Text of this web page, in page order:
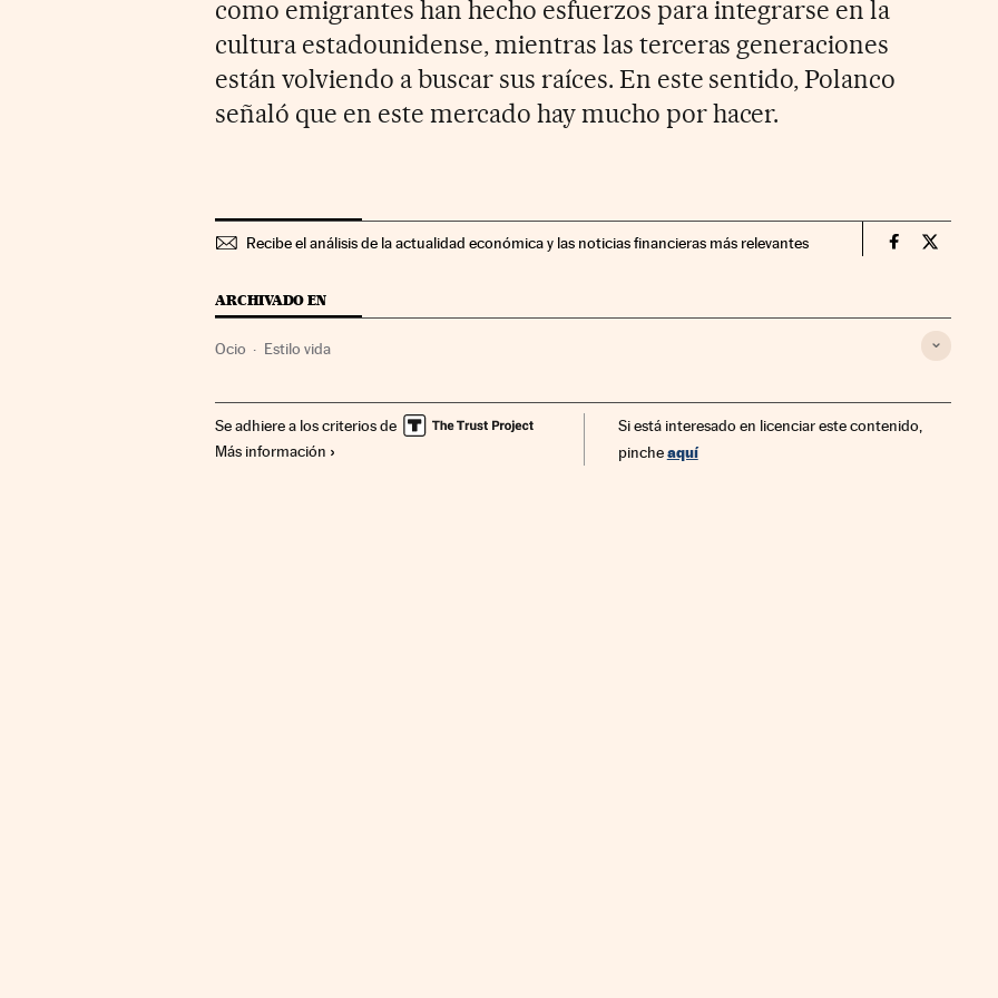
como emigrantes han hecho esfuerzos para integrarse en la
cultura estadounidense, mientras las terceras generaciones
están volviendo a buscar sus raíces. En este sentido, Polanco
señaló que en este mercado hay mucho por hacer.
Recibe el análisis de la actualidad económica y las noticias financieras más relevantes Fortunas
ARCHIVADO EN
Ocio Estilo vida
Se adhiere a los criterios de
Más información
Si está interesado en licenciar este contenido,
pincheaquí